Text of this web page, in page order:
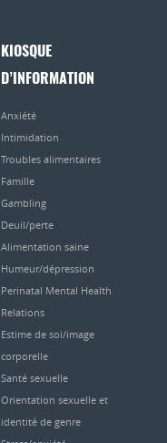
KIOSQUE
D’INFORMATION
Anxiété
Intimidation
Troubles alimentaires
Famille
Gambling
Deuil/perte
Alimentation saine
Humeur/dépression
Perinatal Mental Health
Relations
Estime de soi/image
corporelle
Santé sexuelle
Orientation sexuelle et
identité de genre